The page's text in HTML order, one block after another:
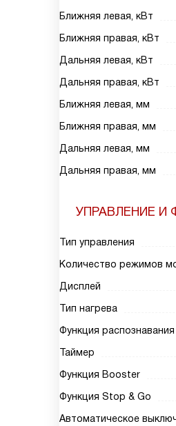
Ближняя левая, кВт
Ближняя правая, кВт
Дальняя левая, кВт
Дальняя правая, кВт
Ближняя левая, мм
Ближняя правая, мм
Дальняя левая, мм
Дальняя правая, мм
УПРАВЛЕНИЕ И
Тип управления
Количество режимов
Дисплей
Тип нагрева
Функция
Таймер
Функция Booster
Функция Stop & Go
Автоматическое